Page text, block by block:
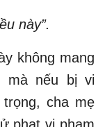
này”.
không mang
mà nếu bị vi
cha mẹ
phạt vi phạm